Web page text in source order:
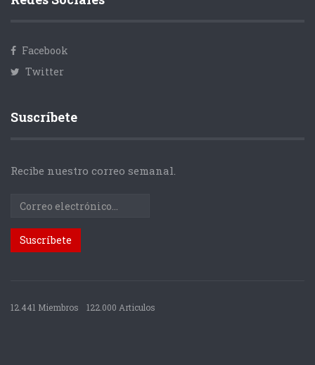
Facebook
Twitter
Suscríbete
Recibe nuestro correo semanal.
12.441 Miembros 122.000 Articulos